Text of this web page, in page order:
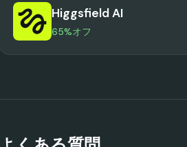
Higgsfield AI
65%オフ